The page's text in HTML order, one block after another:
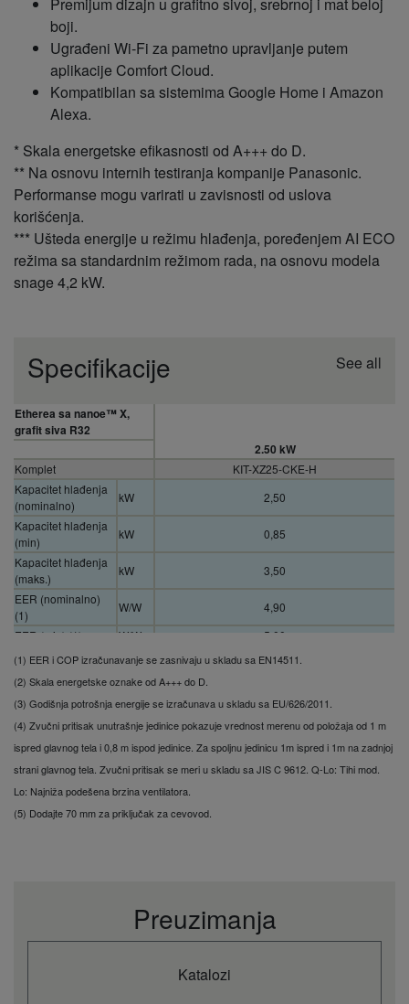
boji.
Ugrađeni Wi‑Fi za pametno upravljanje putem
aplikacije Comfort Cloud.
Kompatibilan sa sistemima Google Home i Amazon
Alexa.
* Skala energetske efikasnosti od A+++ do D.
** Na osnovu internih testiranja kompanije Panasonic.
Performanse mogu varirati u zavisnosti od uslova
korišćenja.
*** Ušteda energije u režimu hlađenja, poređenjem AI ECO
režima sa standardnim režimom rada, na osnovu modela
snage 4,2 kW.
Specifikacije See all
Etherea sa nanoe™ X,
grafit siva R32
2.50 kW
Komplet
KIT-XZ25-CKE-H
Kapacitet hlađenja
(nominalno)
kW
2,50
Kapacitet hlađenja
(min)
kW
0,85
Kapacitet hlađenja
(maks.)
kW
3,50
EER (nominalno)
(1)
W/W
4,90
EER (min) (1)
W/W
5,00
EER (Max) (1)
W/W
3,89
SEER (2)
električna snaga
(nominalno)
kW 0,51
Hlađenje ulazne
snage (min)
kW
0,17
snage (maks.)
kW
kW
0,80
(1) EER i COP izračunavanje se zasnivaju u skladu sa EN14511.
(2) Skala energetske oznake od A+++ do D.
(3) Godišnja potrošnja energije se izračunava u skladu sa EU/626/2011.
(4) Zvučni pritisak unutrašnje jedinice pokazuje vrednost merenu od položaja od 1 m
ispred glavnog tela i 0,8 m ispod jedinice. Za spoljnu jedinicu 1m ispred i 1m na zadnjoj
strani glavnog tela. Zvučni pritisak se meri u skladu sa JIS C 9612. Q-Lo: Tihi mod.
Lo: Najniža podešena brzina ventilatora.
(5) Dodajte 70 mm za priključak za cevovod.
Preuzimanja
Katalozi